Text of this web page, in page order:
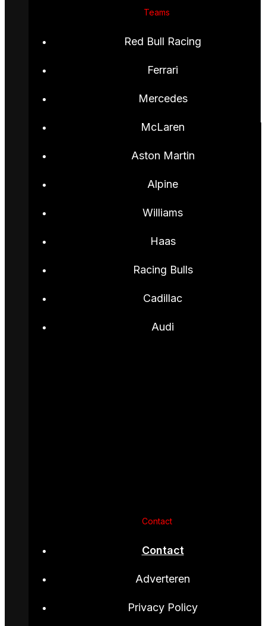
Teams
Red Bull Racing
Ferrari
Mercedes
McLaren
Aston Martin
Alpine
Williams
Haas
Racing Bulls
Cadillac
Audi
Contact
Contact
Adverteren
Privacy Policy